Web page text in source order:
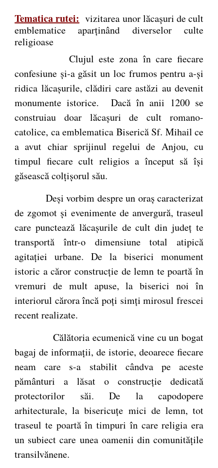
Tematica rutei: vizitarea unor lăcaşuri de cult
emblematice aparţinând diverselor culte
religioase
Clujul este zona în care fiecare
confesiune și-a găsit un loc frumos pentru a-și
ridica lăcaşurile, clădiri care astăzi au devenit
monumente istorice. Dacă în anii 1200 se
construiau doar lăcașuri de cult romano-
catolice, ca emblematica Biserică Sf. Mihail ce
a avut chiar sprijinul regelui de Anjou, cu
timpul fiecare cult religios a început să își
găsească colțișorul său.
Deși vorbim despre un oraș caracterizat
de zgomot și evenimente de anvergură, traseul
care punctează lăcașurile de cult din județ te
transportă într-o dimensiune total atipică
agitației urbane. De la biserici monument
istoric a căror construcție de lemn te poartă în
vremuri de mult apuse, la biserici noi în
interiorul cărora încă poți simți mirosul frescei
recent realizate.
Călătoria ecumenică vine cu un bogat
bagaj de informații, de istorie, deoarece fiecare
neam care s-a stabilit cândva pe aceste
pământuri a lăsat o construcție dedicată
protectorilor săi. De la capodopere
arhitecturale, la bisericuțe mici de lemn, tot
traseul te poartă în timpuri în care religia era
un subiect care unea oamenii din comunitățile
transilvănene.